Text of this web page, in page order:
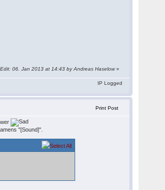
06. Jan 2013 at 14:43 by Andreas Haselow»
IP Logged
Print Post
"[Sound]".